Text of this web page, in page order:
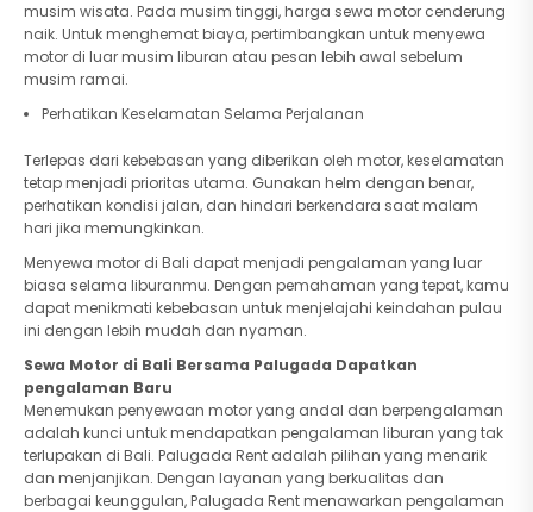
musim wisata. Pada musim tinggi, harga sewa motor cenderung
naik. Untuk menghemat biaya, pertimbangkan untuk menyewa
motor di luar musim liburan atau pesan lebih awal sebelum
musim ramai.
Perhatikan Keselamatan Selama Perjalanan
Terlepas dari kebebasan yang diberikan oleh motor, keselamatan
tetap menjadi prioritas utama. Gunakan helm dengan benar,
perhatikan kondisi jalan, dan hindari berkendara saat malam
hari jika memungkinkan.
Menyewa motor di Bali dapat menjadi pengalaman yang luar
biasa selama liburanmu. Dengan pemahaman yang tepat, kamu
dapat menikmati kebebasan untuk menjelajahi keindahan pulau
ini dengan lebih mudah dan nyaman.
Sewa Motor di Bali Bersama Palugada Dapatkan
pengalaman Baru
Menemukan penyewaan motor yang andal dan berpengalaman
adalah kunci untuk mendapatkan pengalaman liburan yang tak
terlupakan di Bali. Palugada Rent adalah pilihan yang menarik
dan menjanjikan. Dengan layanan yang berkualitas dan
berbagai keunggulan, Palugada Rent menawarkan pengalaman